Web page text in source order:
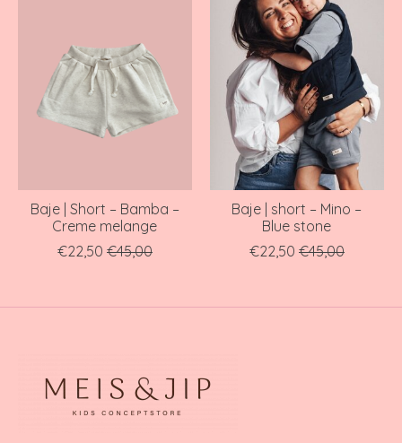
Baje | Short – Bamba –
Creme melange
€22,50 €45,00
Baje | short – Mino –
Blue stone
€22,50 €45,00